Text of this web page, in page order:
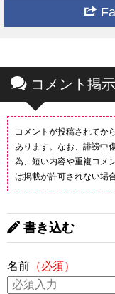
コメント掲
コメントが投稿されてか
あります。なお、誹謗中
為、短い内容や重複コメ
は掲載が許可されない場
書き込む
名前 （必須）